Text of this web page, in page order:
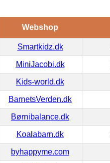
Webshop
Smartkidz.dk
MiniJacobi.dk
Kids-world.dk
BarnetsVerden.dk
Børnibalance.dk
Koalabarn.dk
byhappyme.com